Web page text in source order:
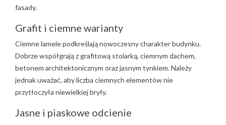
fasady.
Grafit i ciemne warianty
Ciemne lamele podkreślają nowoczesny charakter budynku.
Dobrze współgrają z grafitową stolarką, ciemnym dachem,
betonem architektonicznym oraz jasnym tynkiem. Należy
jednak uważać, aby liczba ciemnych elementów nie
przytłoczyła niewielkiej bryły.
Jasne i piaskowe odcienie